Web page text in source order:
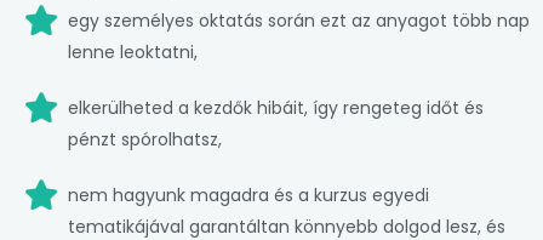
egy személyes oktatás során ezt az anyagot több nap
lenne leoktatni,
elkerülheted a kezdők hibáit, így rengeteg időt és
pénzt spórolhatsz,
nem hagyunk magadra és a kurzus egyedi
tematikájával garantáltan könnyebb dolgod lesz, és